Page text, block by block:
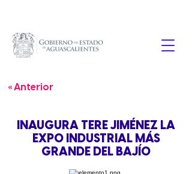
« Anterior
INAUGURA TERE JIMÉNEZ LA
EXPO INDUSTRIAL MÁS
GRANDE DEL BAJÍO